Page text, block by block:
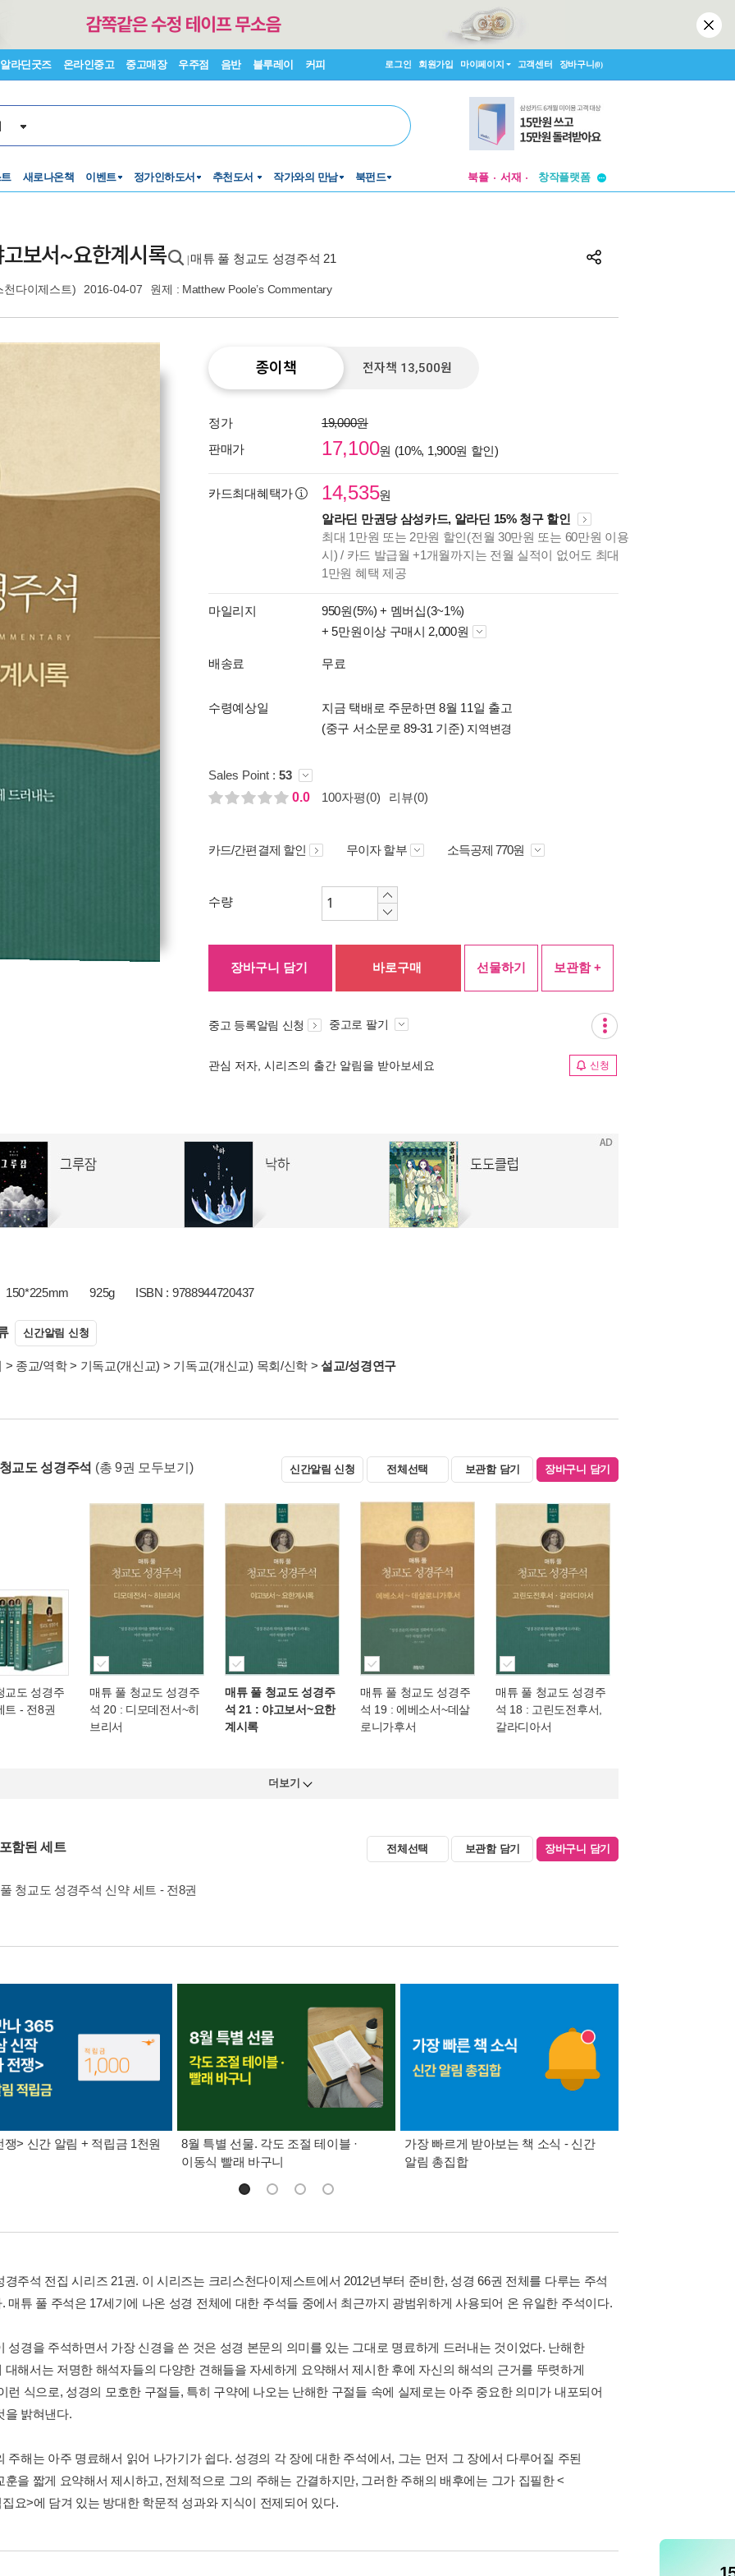
알라딘굿즈 온라인중고 중고매장 우주점 음반 블루레이 커피 로그인 회원가입 마이페이지 고객센터 장바구니(0)
새로나온책 이벤트 정가인하도서 추천도서 작가와의 만남 북펀드 북플 서재
창작플랫폼
보서~요한계시록 매튜 풀 청교도 성경주석 21
천다이제스트) 2016-04-07 원제 : Matthew Poole’s Commentary
종이책 전자책 13,500원
정가
19,000원
판매가
17,100원 (10%, 1,900원 할인)
카드최대혜택가 14,535원
알라딘 만권당 삼성카드, 알라딘 15% 청구 할인
최대 1만원 또는 2만원 할인(전월 30만원 또는 60만원 이용
시) / 카드 발급월 +1개월까지는 전월 실적이 없어도 최대
1만원 혜택 제공
마일리지 950원(5%) + 멤버십(3~1%)
+ 5만원이상 구매시 2,000원
배송료 무료
수령예상일
지금 택배로 주문하면 8월 11일 출고
(중구 서소문로 89-31 기준) 지역변경
Sales Point : 53
0.0
100자평(0) 리뷰(0)
카드/간편결제 할인 무이자 할부 소득공제 770원
수량
장바구니 담기 바로구매 선물하기 보관함 +
중고 등록알림 신청 중고로 팔기
관심 저자, 시리즈의 출간 알림을 받아보세요 신청
150*225mm 925g ISBN : 9788944720437
신간알림 신청
> 종교/역학> 기독교(개신교) > 기독교(개신교) 목회/신학 >설교/성경연구
교도 성경주석 (총 9권 모두보기) 신간알림 신청 전체선택 보관함 담기 장바구니 담기
교도 성경주
트 - 전8권
매튜 풀 청교도 성경주
석 20 : 디모데전서~히
브리서
매튜 풀 청교도 성경주
석 21 : 야고보서~요한
계시록
매튜 풀 청교도 성경주
석 19 : 에베소서~데살
로니가후서
매튜 풀 청교도 성경주
석 18 : 고린도전후서,
갈라디아서
더보기
함된 세트 전체선택 보관함 담기 장바구니 담기
청교도 성경주석 신약 세트 - 전8권
쟁> 신간 알림 + 적립금 1천원
8월 특별 선물. 각도 조절 테이블 ·
이동식 빨래 바구니
가장 빠르게 받아보는 책 소식 - 신간
알림 총집합
경주석 전집 시리즈 21권. 이 시리즈는 크리스천다이제스트에서 2012년부터 준비한, 성경 66권 전체를 다루는 주석
매튜 풀 주석은 17세기에 나온 성경 전체에 대한 주석들 중에서 최근까지 광범위하게 사용되어 온 유일한 주석이다.
성경을 주석하면서 가장 신경을 쓴 것은 성경 본문의 의미를 있는 그대로 명료하게 드러내는 것이었다. 난해한
대해서는 저명한 해석자들의 다양한 견해들을 자세하게 요약해서 제시한 후에 자신의 해석의 근거를 뚜렷하게
런 식으로, 성경의 모호한 구절들, 특히 구약에 나오는 난해한 구절들 속에 실제로는 아주 중요한 의미가 내포되어
을 밝혀낸다.
주해는 아주 명료해서 읽어 나가기가 쉽다. 성경의 각 장에 대한 주석에서, 그는 먼저 그 장에서 다루어질 주된
훈을 짧게 요약해서 제시하고, 전체적으로 그의 주해는 간결하지만, 그러한 주해의 배후에는 그가 집필한 <
요>에 담겨 있는 방대한 학문적 성과와 지식이 전제되어 있다.